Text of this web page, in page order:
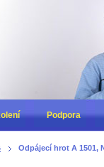
Odpájecí hrot A 1501,
Podpora